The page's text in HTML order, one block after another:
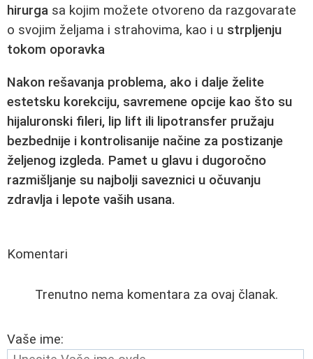
hirurga sa kojim možete otvoreno da razgovarate
o svojim željama i strahovima, kao i u strpljenju
tokom oporavka
Nakon rešavanja problema, ako i dalje želite
estetsku korekciju, savremene opcije kao što su
hijaluronski fileri, lip lift ili lipotransfer pružaju
bezbednije i kontrolisanije načine za postizanje
željenog izgleda. Pamet u glavu i dugoročno
razmišljanje su najbolji saveznici u očuvanju
zdravlja i lepote vaših usana.
Komentari
Trenutno nema komentara za ovaj članak.
Vaše ime: